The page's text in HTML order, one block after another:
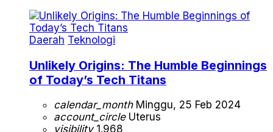
Daerah Teknologi
Unlikely Origins: The Humble Beginnings
of Today’s Tech Titans
calendar_monthMinggu, 25 Feb 2024
account_circleUterus
visibility1.968